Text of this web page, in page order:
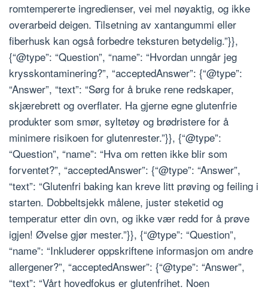
romtempererte ingredienser, vei mel nøyaktig, og ikke
overarbeid deigen. Tilsetning av xantangummi eller
fiberhusk kan også forbedre teksturen betydelig.”}},
{“@type”: “Question”, “name”: “Hvordan unngår jeg
krysskontaminering?”, “acceptedAnswer”: {“@type”:
“Answer”, “text”: “Sørg for å bruke rene redskaper,
skjærebrett og overflater. Ha gjerne egne glutenfrie
produkter som smør, syltetøy og brødristere for å
minimere risikoen for glutenrester.”}}, {“@type”:
“Question”, “name”: “Hva om retten ikke blir som
forventet?”, “acceptedAnswer”: {“@type”: “Answer”,
“text”: “Glutenfri baking kan kreve litt prøving og feiling i
starten. Dobbeltsjekk målene, juster steketid og
temperatur etter din ovn, og ikke vær redd for å prøve
igjen! Øvelse gjør mester.”}}, {“@type”: “Question”,
“name”: “Inkluderer oppskriftene informasjon om andre
allergener?”, “acceptedAnswer”: {“@type”: “Answer”,
“text”: “Vårt hovedfokus er glutenfrihet. Noen